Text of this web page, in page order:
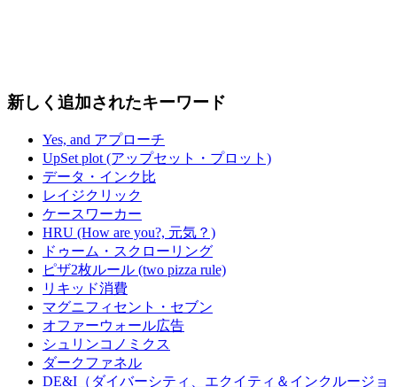
新しく追加されたキーワード
Yes, and アプローチ
UpSet plot (アップセット・プロット)
データ・インク比
レイジクリック
ケースワーカー
HRU (How are you?, 元気？)
ドゥーム・スクローリング
ピザ2枚ルール (two pizza rule)
リキッド消費
マグニフィセント・セブン
オファーウォール広告
シュリンコノミクス
ダークファネル
DE&I（ダイバーシティ、エクイティ＆インクルージョ